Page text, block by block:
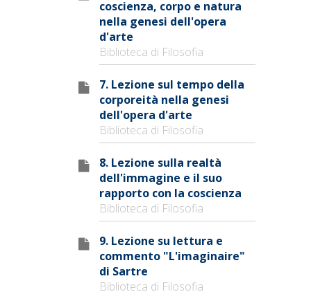
coscienza, corpo e natura
nella genesi dell'opera
d'arte
Biblioteca di Filosofia
7. Lezione sul tempo della
corporeità nella genesi
dell'opera d'arte
Biblioteca di Filosofia
8. Lezione sulla realtà
dell'immagine e il suo
rapporto con la coscienza
Biblioteca di Filosofia
9. Lezione su lettura e
commento "L'imaginaire"
di Sartre
Biblioteca di Filosofia